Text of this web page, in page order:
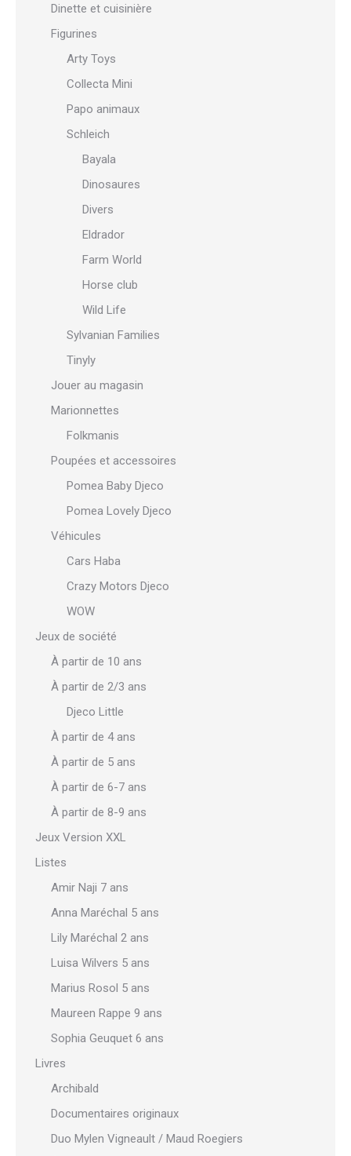
Dinette et cuisinière
Figurines
Arty Toys
Collecta Mini
Papo animaux
Schleich
Bayala
Dinosaures
Divers
Eldrador
Farm World
Horse club
Wild Life
Sylvanian Families
Tinyly
Jouer au magasin
Marionnettes
Folkmanis
Poupées et accessoires
Pomea Baby Djeco
Pomea Lovely Djeco
Véhicules
Cars Haba
Crazy Motors Djeco
WOW
Jeux de société
À partir de 10 ans
À partir de 2/3 ans
Djeco Little
À partir de 4 ans
À partir de 5 ans
À partir de 6-7 ans
À partir de 8-9 ans
Jeux Version XXL
Listes
Amir Naji 7 ans
Anna Maréchal 5 ans
Lily Maréchal 2 ans
Luisa Wilvers 5 ans
Marius Rosol 5 ans
Maureen Rappe 9 ans
Sophia Geuquet 6 ans
Livres
Archibald
Documentaires originaux
Duo Mylen Vigneault / Maud Roegiers